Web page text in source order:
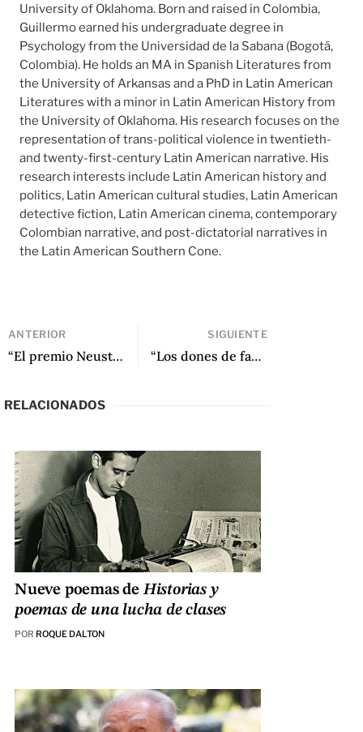
University of Oklahoma. Born and raised in Colombia,
Guillermo earned his undergraduate degree in
Psychology from the Universidad de la Sabana (Bogotá,
Colombia). He holds an MA in Spanish Literatures from
the University of Arkansas and a PhD in Latin American
Literatures with a minor in Latin American History from
the University of Oklahoma. His research focuses on the
representation of trans-political violence in twentieth-
and twenty-first-century Latin American narrative. His
research interests include Latin American history and
politics, Latin American cultural studies, Latin American
detective fiction, Latin American cinema, contemporary
Colombian narrative, and post-dictatorial narratives in
the Latin American Southern Cone.
ANTERIOR
“El premio Neustadt en el escenario mundial” de Daniel Simon
SIGUIENTE
“Los dones de fabulador de Gabriel García Márquez” de Thor Vilhjálmsson
RELACIONADOS
Nueve poemas deHistorias y
poemas de una lucha de clases
POR ROQUE DALTON